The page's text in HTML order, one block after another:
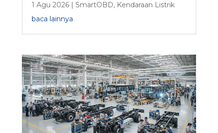
1 Agu 2026| SmartOBD, Kendaraan Listrik
baca lainnya